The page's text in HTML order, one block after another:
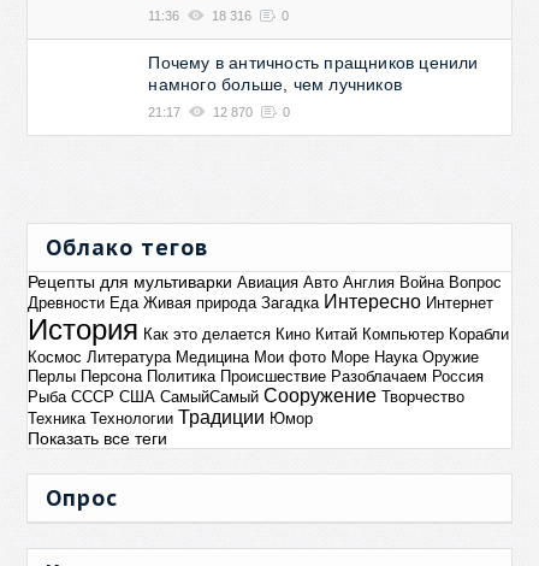
11:36 18 316 0
Почему в античность пращников ценили
намного больше, чем лучников
21:17 12 870 0
Облако тегов
Рецепты для мультиварки Авиация Авто Англия Война Вопрос
Древности Еда Живая природа Загадка Интересно Интернет
История Как это делается Кино Китай Компьютер Корабли
Космос Литература Медицина Мои фото Море Наука Оружие
Перлы Персона Политика Происшествие Разоблачаем Россия
Рыба СССР США СамыйСамый Сооружение Творчество
Техника Технологии Традиции Юмор
Показать все теги
Опрос